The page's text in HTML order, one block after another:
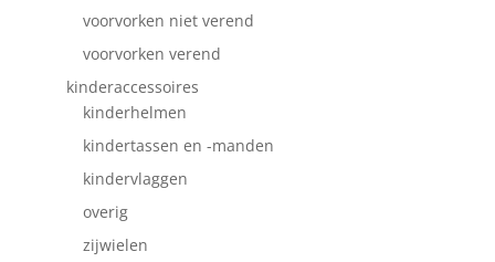
voorvorken niet verend
voorvorken verend
kinderaccessoires
kinderhelmen
kindertassen en -manden
kindervlaggen
overig
zijwielen